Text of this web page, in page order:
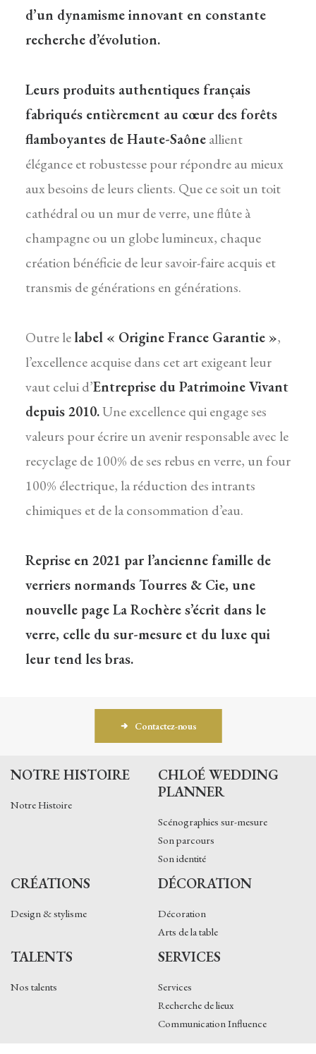
d’un dynamisme innovant en constante
recherche d’évolution.
Leurs produits authentiques français
fabriqués entièrement au cœur des forêts
flamboyantes de Haute-Saôneallient
élégance et robustesse pour répondre au mieux
aux besoins de leurs clients. Que ce soit un toit
cathédral ou un mur de verre, une flûte à
champagne ou un globe lumineux, chaque
création bénéficie de leur savoir-faire acquis et
transmis de générations en générations.
Outre lelabel « Origine France Garantie »,
l’excellence acquise dans cet art exigeant leur
vaut celui d’Entreprise du Patrimoine Vivant
depuis 2010.Une excellence qui engage ses
valeurs pour écrire un avenir responsable avec le
recyclage de 100% de ses rebus en verre, un four
100% électrique, la réduction des intrants
chimiques et de la consommation d’eau.
Reprise en 2021 par l’ancienne famille de
verriers normands Tourres & Cie, une
nouvelle page La Rochère s’écrit dans le
verre, celle du sur-mesure et du luxe qui
leur tend les bras.
Contactez-nous
NOTRE HISTOIRE
Notre Histoire
CHLOÉ WEDDING
PLANNER
Scénographies sur-mesure
Son parcours
Son identité
CRÉATIONS
Design & stylisme
DÉCORATION
Décoration
Arts de la table
TALENTS
Nos talents
SERVICES
Services
Recherche de lieux
Communication Influence